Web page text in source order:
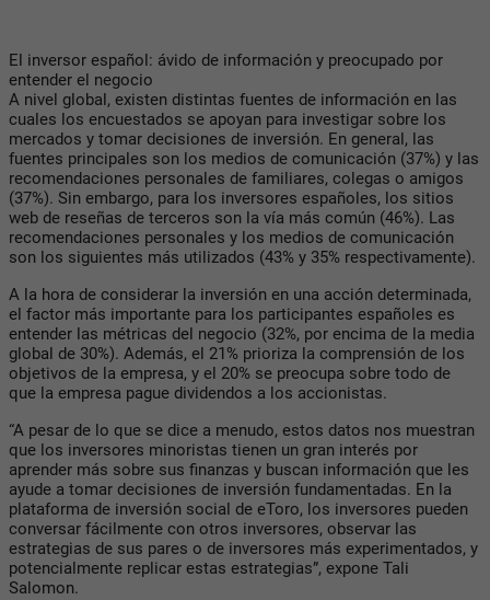
El inversor español: ávido de información y preocupado por
entender el negocio
A nivel global, existen distintas fuentes de información en las
cuales los encuestados se apoyan para investigar sobre los
mercados y tomar decisiones de inversión. En general, las
fuentes principales son los medios de comunicación (37%) y las
recomendaciones personales de familiares, colegas o amigos
(37%). Sin embargo, para los inversores españoles, los sitios
web de reseñas de terceros son la vía más común (46%). Las
recomendaciones personales y los medios de comunicación
son los siguientes más utilizados (43% y 35% respectivamente).
A la hora de considerar la inversión en una acción determinada,
el factor más importante para los participantes españoles es
entender las métricas del negocio (32%, por encima de la media
global de 30%). Además, el 21% prioriza la comprensión de los
objetivos de la empresa, y el 20% se preocupa sobre todo de
que la empresa pague dividendos a los accionistas.
“A pesar de lo que se dice a menudo, estos datos nos muestran
que los inversores minoristas tienen un gran interés por
aprender más sobre sus finanzas y buscan información que les
ayude a tomar decisiones de inversión fundamentadas. En la
plataforma de inversión social de eToro, los inversores pueden
conversar fácilmente con otros inversores, observar las
estrategias de sus pares o de inversores más experimentados, y
potencialmente replicar estas estrategias”, expone Tali
Salomon.